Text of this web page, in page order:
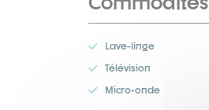
Lave-linge
Télévision
Micro-onde